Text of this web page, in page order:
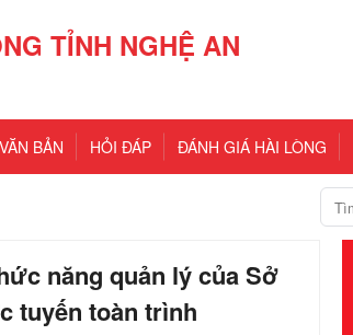
TỈNH NGHỆ AN
VĂN BẢN HỎI ĐÁP ĐÁNH GIÁ HÀI LÒNG
năng quản lý của Sở
tuyến toàn trình